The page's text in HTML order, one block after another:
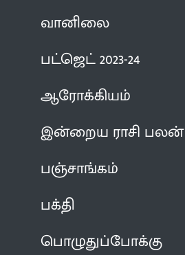
வானிலை
பட்ஜெட் 2023-24
ஆரோக்கியம்
இன்றைய ராசி பலன்
பஞ்சாங்கம்
பக்தி
பொழுதுப்போக்கு